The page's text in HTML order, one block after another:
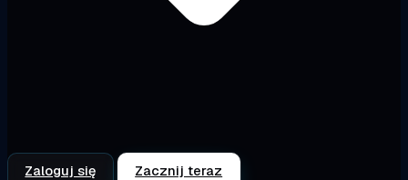
Zaloguj się Zacznij teraz